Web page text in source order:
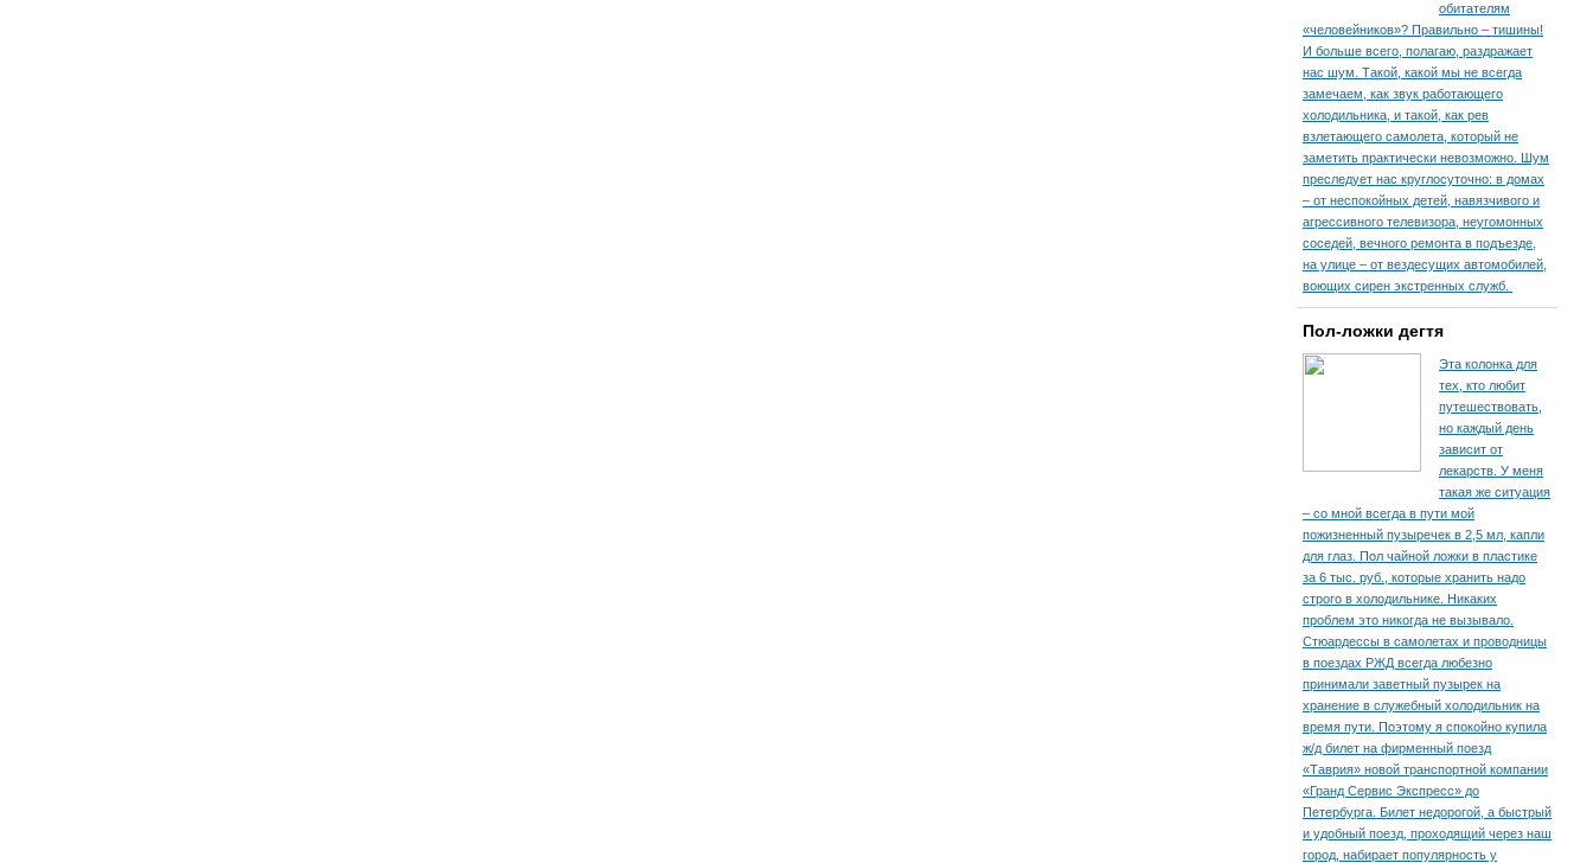
обитателям
«человейников»? Правильно – тишины!
И больше всего, полагаю, раздражает
нас шум. Такой, какой мы не всегда
замечаем, как звук работающего
холодильника, и такой, как рев
взлетающего самолета, который не
заметить практически невозможно. Шум
преследует нас круглосуточно: в домах
– от неспокойных детей, навязчивого и
агрессивного телевизора, неугомонных
соседей, вечного ремонта в подъезде,
на улице – от вездесущих автомобилей,
воющих сирен экстренных служб.
Пол-ложки дегтя
Эта колонка для
тех, кто любит
путешествовать,
но каждый день
зависит от
лекарств. У меня
такая же ситуация
– со мной всегда в пути мой
пожизненный пузыречек в 2,5 мл, капли
для глаз. Пол чайной ложки в пластике
за 6 тыс. руб., которые хранить надо
строго в холодильнике. Никаких
проблем это никогда не вызывало.
Стюардессы в самолетах и проводницы
в поездах РЖД всегда любезно
принимали заветный пузырек на
хранение в служебный холодильник на
время пути. По­этому я спокойно купила
ж/д билет на фирменный поезд
«Таврия» новой транспортной компании
«Гранд Сервис Экспресс» до
Петербурга. Билет недорогой, а быстрый
и удобный поезд, проходящий через наш
город, набирает популярность у